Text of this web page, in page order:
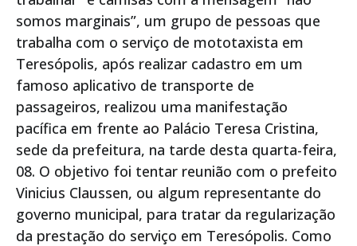
somos marginais”, um grupo de pessoas que
trabalha com o serviço de mototaxista em
Teresópolis, após realizar cadastro em um
famoso aplicativo de transporte de
passageiros, realizou uma manifestação
pacífica em frente ao Palácio Teresa Cristina,
sede da prefeitura, na tarde desta quarta-feira,
08. O objetivo foi tentar reunião com o prefeito
Vinicius Claussen, ou algum representante do
governo municipal, para tratar da regularização
da prestação do serviço em Teresópolis. Como